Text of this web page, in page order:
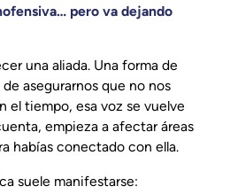
pero va dejando
una aliada. Una forma de
de asegurarnos que no nos
el tiempo, esa voz se vuelve
empieza a afectar áreas
habías conectado con ella.
suele manifestarse: